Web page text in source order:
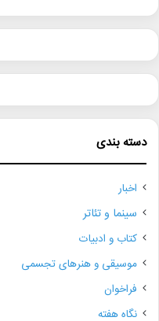
دسته بندی
اخبار
سینما و تئاتر
کتاب و ادبیات
موسیقی و هنرهای تجسمی
فراخوان
نگاه هفته